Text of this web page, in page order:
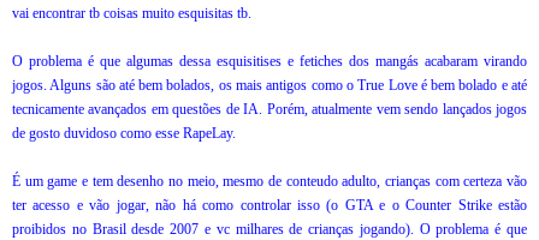
vai encontrar tb coisas muito esquisitas tb.
O problema é que algumas dessa esquisitises e fetiches dos mangás acabaram virando
jogos. Alguns são até bem bolados, os mais antigos como o True Love é bem bolado e até
tecnicamente avançados em questões de IA. Porém, atualmente vem sendo lançados jogos
de gosto duvidoso como esse RapeLay.
É um game e tem desenho no meio, mesmo de conteudo adulto, crianças com certeza vão
ter acesso e vão jogar, não há como controlar isso (o GTA e o Counter Strike estão
proibidos no Brasil desde 2007 e vc milhares de crianças jogando). O problema é que